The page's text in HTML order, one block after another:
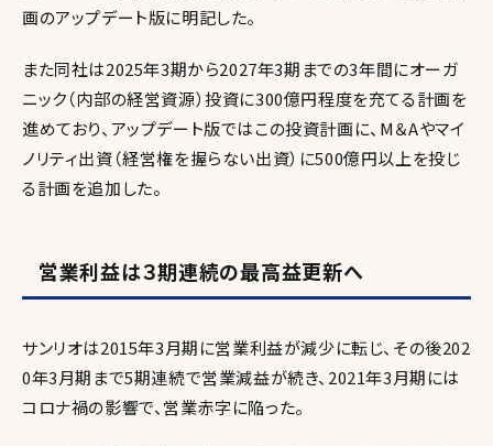
画のアップデート版に明記した。
また同社は2025年3期から2027年3期までの3年間にオーガ
ニック（内部の経営資源）投資に300億円程度を充てる計画を
進めており、アップデート版ではこの投資計画に、M＆Aやマイ
ノリティ出資（経営権を握らない出資）に500億円以上を投じ
る計画を追加した。
営業利益は３期連続の最高益更新へ
サンリオは2015年3月期に営業利益が減少に転じ、その後202
0年3月期まで5期連続で営業減益が続き、2021年3月期には
コロナ禍の影響で、営業赤字に陥った。